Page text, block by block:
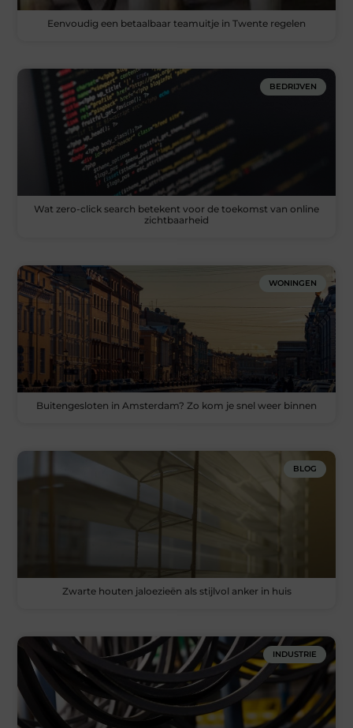
Eenvoudig een betaalbaar teamuitje in Twente regelen
BEDRIJVEN
Wat zero-click search betekent voor de toekomst van online
zichtbaarheid
WONINGEN
Buitengesloten in Amsterdam? Zo kom je snel weer binnen
BLOG
Zwarte houten jaloezieën als stijlvol anker in huis
INDUSTRIE